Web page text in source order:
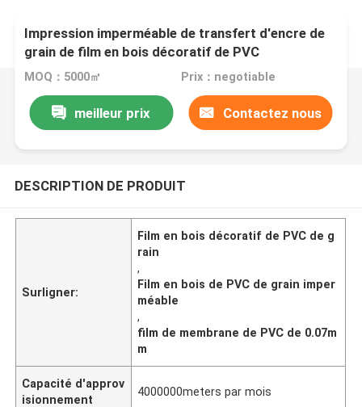
Impression imperméable de transfert d'encre de
grain de film en bois décoratif de PVC
MOQ：5000㎡ Prix：negotiable
meilleur prix Contactez nous
DESCRIPTION DE PRODUIT
Surligner:
Film en bois décoratif de PVC de g
rain
,
Film en bois de PVC de grain imper
méable
,
film de membrane de PVC de 0.07m
m
Capacité d'approv
isionnement
4000000meters par mois